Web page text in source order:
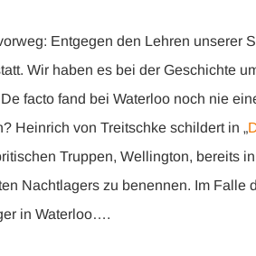
Entgegen den Lehren unserer
Wir haben es bei der Geschichte
facto fand bei Waterloo noch nie
Heinrich von Treitschke schildert in „
Truppen, Wellington, bereits
Nachtlagers zu benennen. Im Falle
in Waterloo….